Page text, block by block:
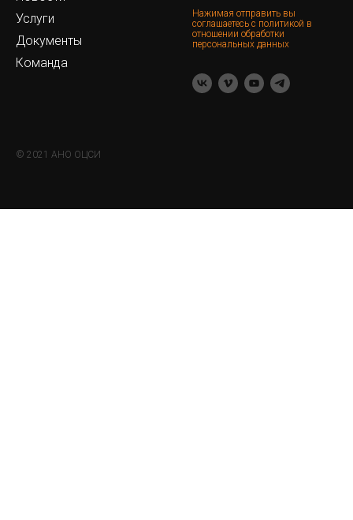
Услуги
Документы
Команда
Нажимая отправить вы
соглашаетесь с политикой в
отношении обработки
персональных данных
© 2021 АНО ОЦСИ